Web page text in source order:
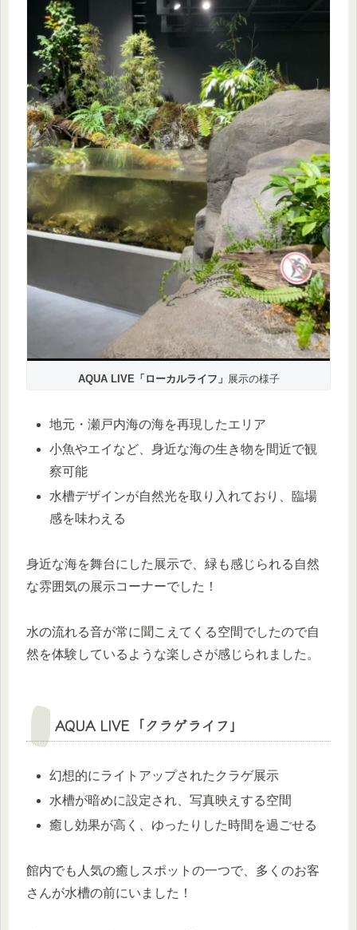
AQUA LIVE「ローカルライフ」 展示の様子
地元・瀬戸内海の海を再現したエリア
小魚やエイなど、身近な海の生き物を間近で観
察可能
水槽デザインが自然光を取り入れており、臨場
感を味わえる
身近な海を舞台にした展示で、緑も感じられる自然
な雰囲気の展示コーナーでした！
水の流れる音が常に聞こえてくる空間でしたので自
然を体験しているような楽しさが感じられました。
AQUA LIVE「クラゲライフ」
幻想的にライトアップされたクラゲ展示
水槽が暗めに設定され、写真映えする空間
癒し効果が高く、ゆったりした時間を過ごせる
館内でも人気の癒しスポットの一つで、多くのお客
さんが水槽の前にいました！